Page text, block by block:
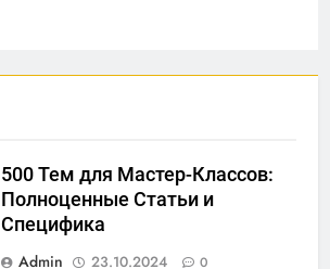
500 Тем для Мастер-Классов:
Полноценные Статьи и
Специфика
Admin
23.10.2024 0